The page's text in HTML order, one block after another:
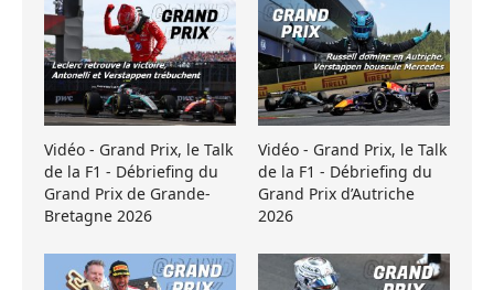
Vidéo - Grand Prix, le Talk
de la F1 - Débriefing du
Grand Prix de Grande-
Bretagne 2026
Vidéo - Grand Prix, le Talk
de la F1 - Débriefing du
Grand Prix d’Autriche
2026